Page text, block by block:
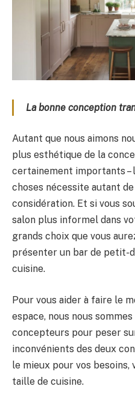
La bonne conception
Autant que nous aimons
plus esthétique de la
certainement importants –
choses nécessite autant
considération. Et si vous
salon plus informel dans
grands choix que vous
présenter un bar de petit-
cuisine.
Pour vous aider à faire le
espace, nous nous
concepteurs pour peser
inconvénients des deux
le mieux pour vos
taille de cuisine.